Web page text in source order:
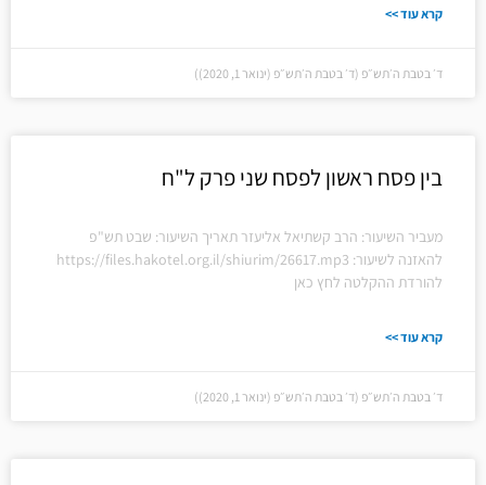
קרא עוד >>
ד׳ בטבת ה׳תש״פ (ד׳ בטבת ה׳תש״פ (ינואר 1, 2020))
בין פסח ראשון לפסח שני פרק ל"ח
מעביר השיעור: הרב קשתיאל אליעזר תאריך השיעור: שבט תש"פ
להאזנה לשיעור: https://files.hakotel.org.il/shiurim/26617.mp3
להורדת ההקלטה לחץ כאן
קרא עוד >>
ד׳ בטבת ה׳תש״פ (ד׳ בטבת ה׳תש״פ (ינואר 1, 2020))